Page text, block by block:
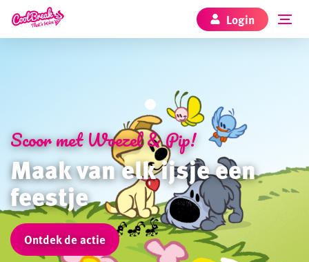
Login
Scoor met Woezel & Pip!
Maak van elk ijsje een
feestje
Ontdek de actie